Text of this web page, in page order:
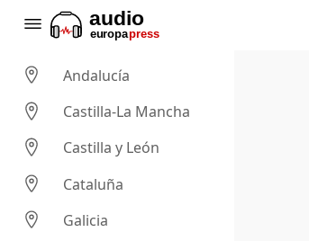
Andalucía
Castilla-La Mancha
Castilla y León
Cataluña
Galicia